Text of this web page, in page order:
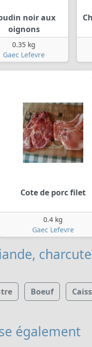
noir aux
oignons
0.35 kg
Gaec Lefevre
Cote de porc filet
0.4 kg
Gaec Lefevre
Boeuf
également